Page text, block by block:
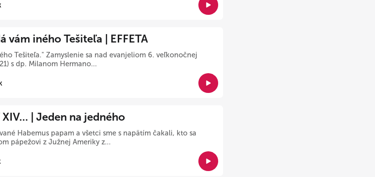
vám iného Tešiteľa | EFFETA
Tešiteľa." Zamyslenie sa nad evanjeliom 6. veľkonočnej
s dp. Milanom Hermano...
XIV... | Jeden na jedného
Habemus papam a všetci sme s napätím čakali, kto sa
pápežovi z Južnej Ameriky z...